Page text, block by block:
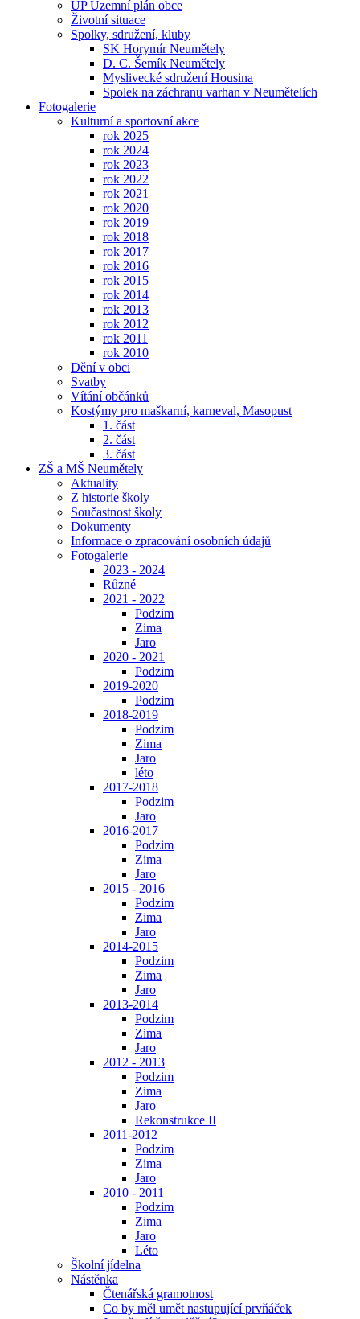
ÚP Územní plán obce
Životní situace
Spolky, sdružení, kluby
SK Horymír Neumětely
D. C. Šemík Neumětely
Myslivecké sdružení Housina
Spolek na záchranu varhan v Neumětelích
Fotogalerie
Kulturní a sportovní akce
rok 2025
rok 2024
rok 2023
rok 2022
rok 2021
rok 2020
rok 2019
rok 2018
rok 2017
rok 2016
rok 2015
rok 2014
rok 2013
rok 2012
rok 2011
rok 2010
Dění v obci
Svatby
Vítání občánků
Kostýmy pro maškarní, karneval, Masopust
1. část
2. část
3. část
ZŠ a MŠ Neumětely
Aktuality
Z historie školy
Součastnost školy
Dokumenty
Informace o zpracování osobních údajů
Fotogalerie
2023 - 2024
Různé
2021 - 2022
Podzim
Zima
Jaro
2020 - 2021
Podzim
2019-2020
Podzim
2018-2019
Podzim
Zima
Jaro
léto
2017-2018
Podzim
Jaro
2016-2017
Podzim
Zima
Jaro
2015 - 2016
Podzim
Zima
Jaro
2014-2015
Podzim
Zima
Jaro
2013-2014
Podzim
Zima
Jaro
2012 - 2013
Podzim
Zima
Jaro
Rekonstrukce II
2011-2012
Podzim
Zima
Jaro
2010 - 2011
Podzim
Zima
Jaro
Léto
Školní jídelna
Nástěnka
Čtenářská gramotnost
Co by měl umět nastupující prvňáček